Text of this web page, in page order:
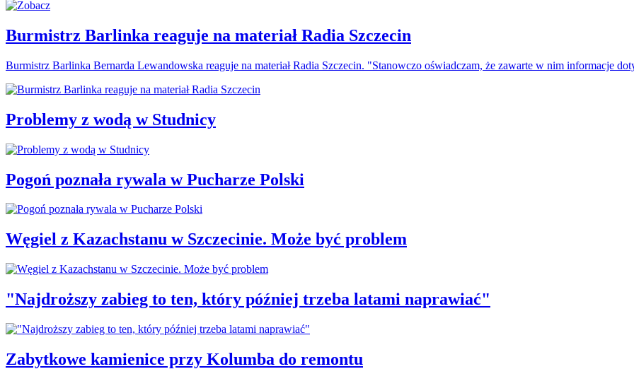
Burmistrz Barlinka reaguje na materiał Radia Szczecin
Burmistrz Barlinka Bernarda Lewandowska reaguje na materiał Radia Szczecin. "Stanowczo oświadczam, że zawarte w nim informacje
Problemy z wodą w Studnicy
Pogoń poznała rywala w Pucharze Polski
Węgiel z Kazachstanu w Szczecinie. Może być problem
"Najdroższy zabieg to ten, który później trzeba latami naprawiać"
Zabytkowe kamienice przy Kolumba do remontu